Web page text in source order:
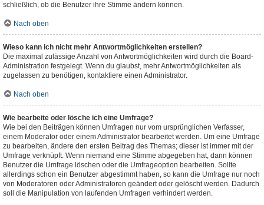
schließlich, ob die Benutzer ihre Stimme ändern können.
Nach oben
Wieso kann ich nicht mehr Antwortmöglichkeiten erstellen?
Die maximal zulässige Anzahl von Antwortmöglichkeiten wird durch die Board-
Administration festgelegt. Wenn du glaubst, mehr Antwortmöglichkeiten als
zugelassen zu benötigen, kontaktiere einen Administrator.
Nach oben
Wie bearbeite oder lösche ich eine Umfrage?
Wie bei den Beiträgen können Umfragen nur vom ursprünglichen Verfasser,
einem Moderator oder einem Administrator bearbeitet werden. Um eine Umfrage
zu bearbeiten, ändere den ersten Beitrag des Themas; dieser ist immer mit der
Umfrage verknüpft. Wenn niemand eine Stimme abgegeben hat, dann können
Benutzer die Umfrage löschen oder die Umfrageoption bearbeiten. Sollte
allerdings schon ein Benutzer abgestimmt haben, so kann die Umfrage nur noch
von Moderatoren oder Administratoren geändert oder gelöscht werden. Dadurch
soll die Manipulation von laufenden Umfragen verhindert werden.